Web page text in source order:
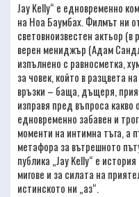
Jay Kelly“ е едновременно
на Ноа Баумбах. Филмът ни
световноизвестен актьор
верен мениджър (Адам
изпълнено с равносметка,
за човек, който в разцвета
връзки – баща, дъщеря,
изправя пред въпроса
едновременно забавен и
моменти на интимна тъга, а
метафора за вътрешното
публика „Jay Kelly“ е
мигове и за силата на
истинското ни „аз“.